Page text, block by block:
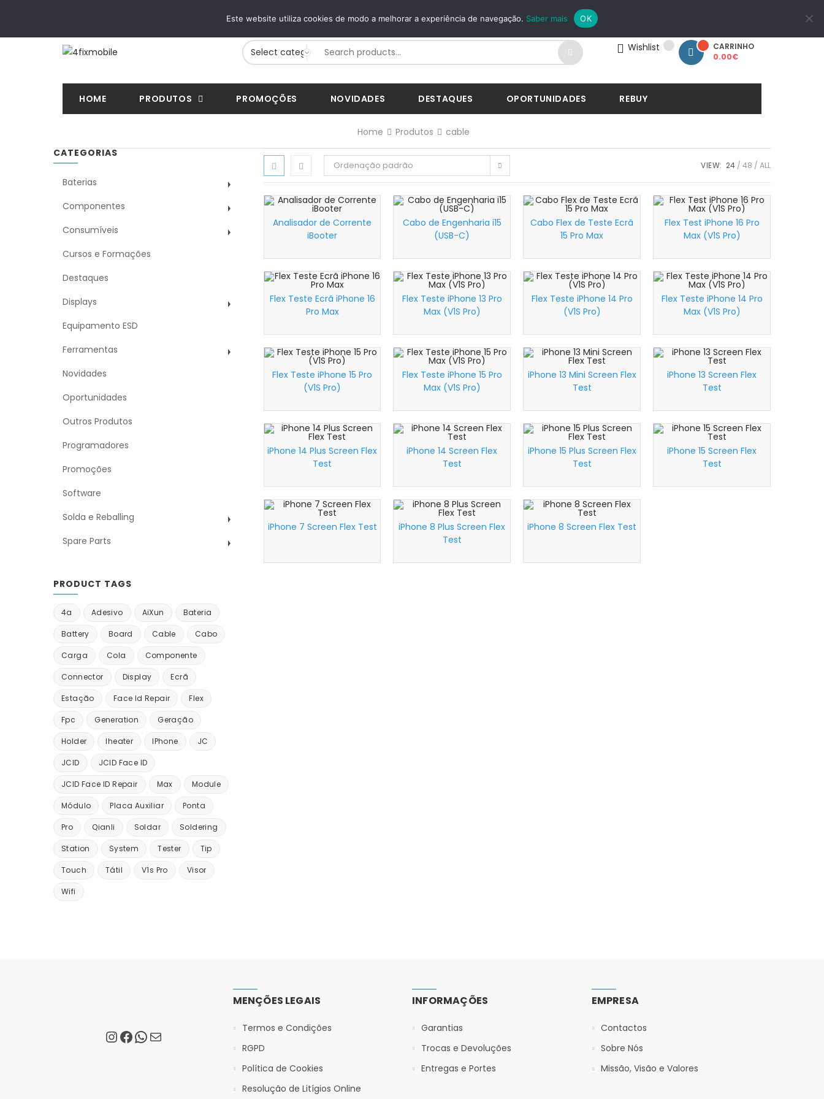
VISA, Mastercard, MBWay... +351 926 268 200
Wishlist
CARRINHO
0.00€
HOME PRODUTOS PROMOÇÕES NOVIDADES DESTAQUES OPORTUNIDADES REBUY
Home Produtos cable
Ordenação padrão VIEW: 24 48 ALL
Analisador de Corrente
iBooter
Cabo de Engenharia i15
(USB-C)
Cabo Flex de Teste Ecrã
15 Pro Max
Flex Test iPhone 16 Pro
Max (V1S Pro)
Flex Teste Ecrã iPhone 16
Pro Max
Flex Teste iPhone 13 Pro
Max (V1S Pro)
Flex Teste iPhone 14 Pro
(V1S Pro)
Flex Teste iPhone 14 Pro
Max (V1S Pro)
Flex Teste iPhone 15 Pro
(V1S Pro)
Flex Teste iPhone 15 Pro
Max (V1S Pro)
iPhone 13 Mini Screen Flex
Test
iPhone 13 Screen Flex
Test
iPhone 14 Plus Screen Flex
Test
iPhone 14 Screen Flex
Test
iPhone 15 Plus Screen Flex
Test
iPhone 15 Screen Flex
Test
iPhone 7 Screen Flex Test
iPhone 8 Plus Screen Flex
Test
iPhone 8 Screen Flex Test
CATEGORIAS
Baterias
Componentes
Consumíveis
Cursos e Formações
Destaques
Displays
Equipamento ESD
Ferramentas
Novidades
Oportunidades
Outros Produtos
Programadores
Promoções
Software
Solda e Reballing
Spare Parts
PRODUCT TAGS
4a Adesivo AiXun Bateria
Battery Board Cable Cabo
Carga Cola Componente
Connector Display Ecrã
Estação Face Id Repair Flex
Fpc Generation Geração
Holder Iheater IPhone JC
JCID JCID Face ID
JCID Face ID Repair Max Module
Módulo Placa Auxiliar Ponta
Pro Qianli Soldar Soldering
Station System Tester Tip
Touch Tátil V1s Pro Visor
Wifi
MENÇÕES LEGAIS
Termos e Condições
RGPD
Política de Cookies
Resolução de Litígios Online
INFORMAÇÕES
Garantias
Trocas e Devoluções
Entregas e Portes
EMPRESA
Contactos
Sobre Nós
Missão, Visão e Valores
Este website utiliza cookies de modo a melhorar a experiência de navegação. Saber mais OK